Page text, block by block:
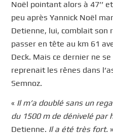
Noël pointant alors à 47’’
peu après Yannick Noël
Detienne, lui, comblait son
passer en tête au km 61
Deck. Mais ce dernier ne
reprenait les rênes dans
Semnoz.
« Il m’a doublé sans un
du 1500 m de dénivelé par
Detienne. Il a été très fort.